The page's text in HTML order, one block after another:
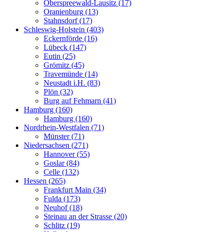
Oberspreewald-Lausitz (17)
Oranienburg (13)
Stahnsdorf (17)
Schleswig-Holstein (403)
Eckernförde (16)
Lübeck (147)
Eutin (25)
Grömitz (45)
Travemünde (14)
Neustadt i.H. (83)
Plön (32)
Burg auf Fehmarn (41)
Hamburg (160)
Hamburg (160)
Nordrhein-Westfalen (71)
Münster (71)
Niedersachsen (271)
Hannover (55)
Goslar (84)
Celle (132)
Hessen (265)
Frankfurt Main (34)
Fulda (173)
Neuhof (18)
Steinau an der Strasse (20)
Schlitz (19)